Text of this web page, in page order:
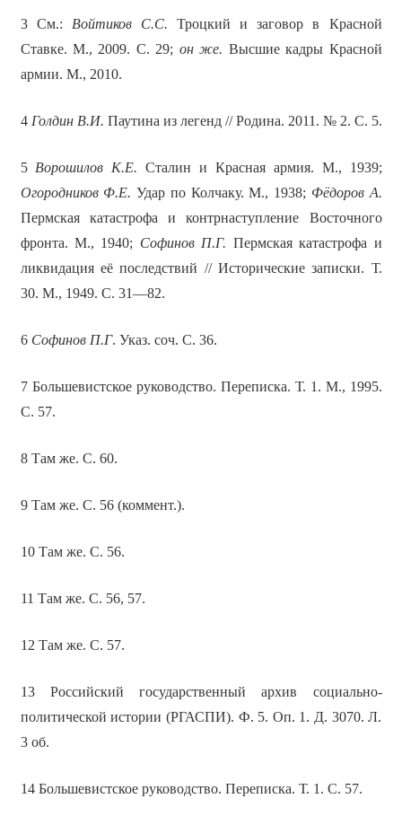
3 См.: Войтиков С.С. Троцкий и заговор в Красной
Ставке. М., 2009. С. 29; он же. Высшие кадры Красной
армии. М., 2010.
4 Голдин В.И. Паутина из легенд // Родина. 2011. № 2. С. 5.
5 Ворошилов К.Е.Сталин и Красная армия. М., 1939;
Огородников Ф.Е. Удар по Колчаку. М., 1938; Фёдоров А.
Пермская катастрофа и контрнаступление Восточного
фронта. М., 1940; Софинов П.Г. Пермская катастрофа и
ликвидация её последствий // Исторические записки. Т.
30. М., 1949. С. 31—82.
6 Софинов П.Г. Указ. соч. С. 36.
7 Большевистское руководство. Переписка. Т. 1. М., 1995.
С. 57.
8 Там же. С. 60.
9 Там же. С. 56 (коммент.).
10 Там же. С. 56.
11 Там же. С. 56, 57.
12 Там же. С. 57.
13 Российский государственный архив социально-
политической истории (РГАСПИ). Ф. 5. Оп. 1. Д. 3070. Л.
3 об.
14 Большевистское руководство. Переписка. Т. 1. С. 57.